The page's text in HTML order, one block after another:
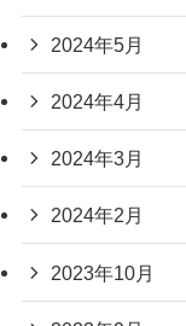
2024年5月
2024年4月
2024年3月
2024年2月
2023年10月